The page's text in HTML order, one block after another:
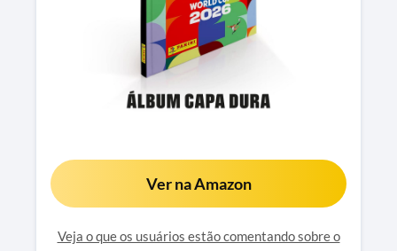
Ver na Amazon
Veja o que os usuários estão comentando sobre o